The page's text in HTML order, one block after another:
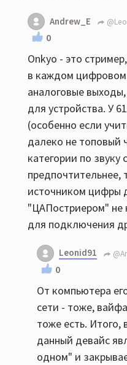
Andrew_E
0
Onkyo - это
в каждом
аналоговые
для устройства. У
(особенно если
далеко не
категории по звуку
предпочтительнее,
источником цифры
"ЦАПостриером" не
для подключения
Leonid91
0
От компьютера
сети - тоже,
тоже есть. Итого,
данный девайс
одном" и